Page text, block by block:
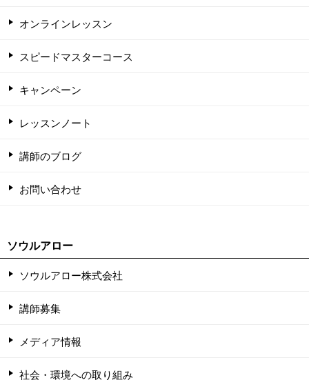
オンラインレッスン
スピードマスターコース
キャンペーン
レッスンノート
講師のブログ
お問い合わせ
ソウルアロー
ソウルアロー株式会社
講師募集
メディア情報
社会・環境への取り組み